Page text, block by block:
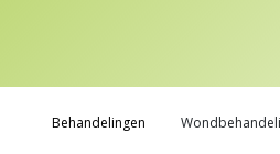
Behandelingen